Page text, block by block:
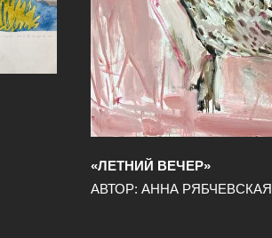
«ЛЕТНИЙ ВЕЧЕР»
АВТОР: АННА РЯБЧЕВСКАЯ